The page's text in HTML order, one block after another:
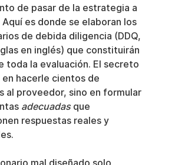
de pasar de la estrategia a
Aquí es donde se elaboran los
de debida diligencia (DDQ,
en inglés) que constituirán
toda la evaluación. El secreto
en hacerle cientos de
al proveedor, sino en formular
adecuadas que
respuestas reales y
mal diseñado solo